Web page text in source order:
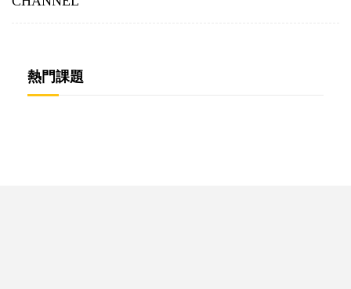
熱門課題